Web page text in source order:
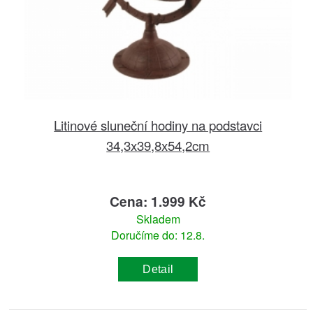
Litinové sluneční hodiny na podstavci
34,3x39,8x54,2cm
Cena: 1.999 Kč
Skladem
Doručíme do: 12.8.
Detail